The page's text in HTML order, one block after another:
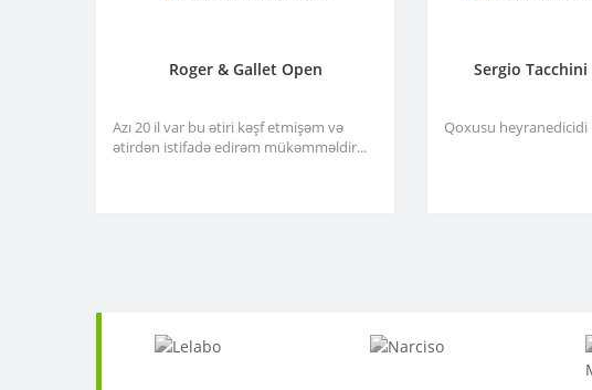
Roger & Gallet Open
Azı 20 il var bu ətiri kəşf etmişəm və
ətirdən istifadə edirəm mükəmməldir...
Sergio
Qoxusu heyranedicidi